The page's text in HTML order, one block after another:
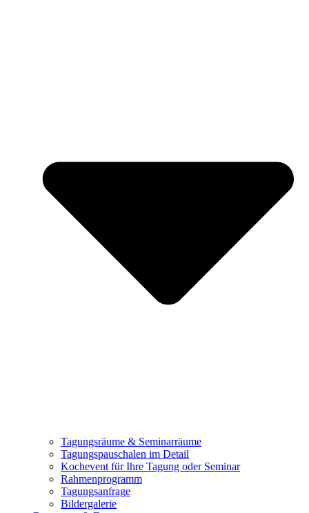
Tagungsräume & Seminarräume
Tagungspauschalen im Detail
Kochevent für Ihre Tagung oder Seminar
Rahmenprogramm
Tagungsanfrage
Bildergalerie